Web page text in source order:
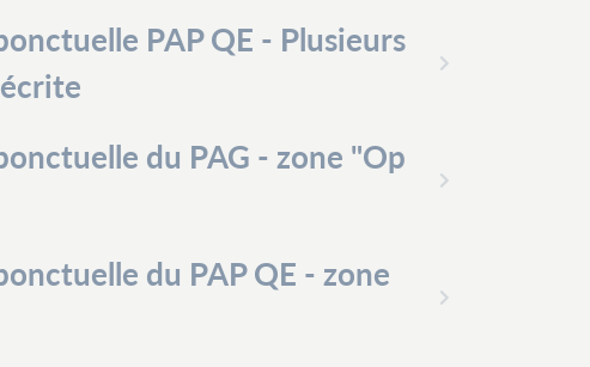
PAP QE - Plusieurs
du PAG - zone "Op
du PAP QE - zone